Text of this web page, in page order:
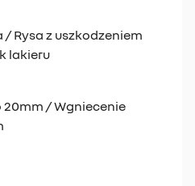
/ Rysa z uszkodzeniem
lakieru
20mm / Wgniecenie